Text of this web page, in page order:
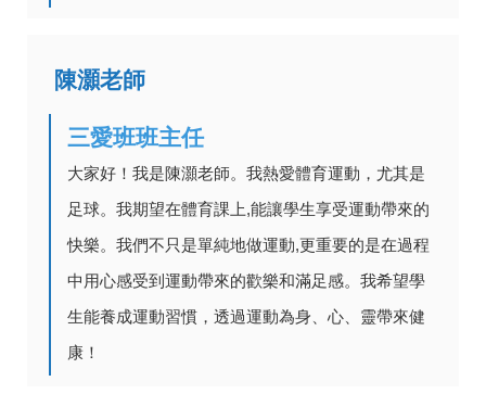
陳灝老師
三愛班班主任
大家好！我是陳灝老師。我熱愛體育運動，尤其是
足球。我期望在體育課上,能讓學生享受運動帶來的
快樂。我們不只是單純地做運動,更重要的是在過程
中用心感受到運動帶來的歡樂和滿足感。我希望學
生能養成運動習慣，透過運動為身、心、靈帶來健
康！